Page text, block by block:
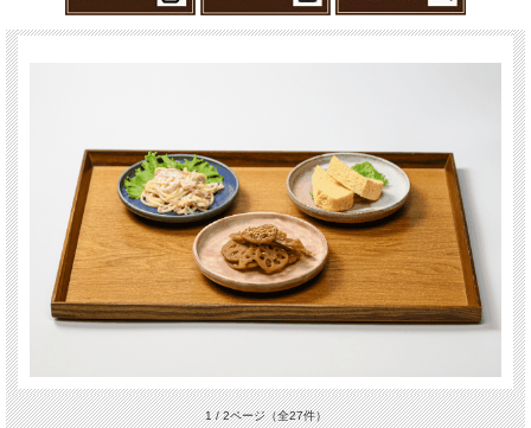
1 / 2ページ（全27件）